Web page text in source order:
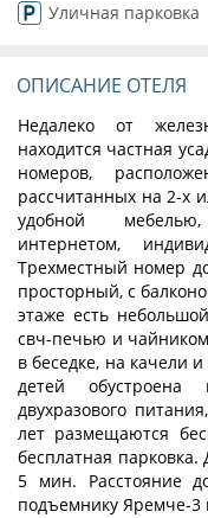
Уличная парковка
ОПИСАНИЕ ОТЕЛЯ
Недалеко от
находится частная
номеров,
рассчитанных на 2-х
удобной
интернетом,
Трехместный номер
просторный, с
этаже есть
свч-печью и
в беседке, на качели
детей обустроена
двухразового
лет размещаются
бесплатная
5 мин. Расстояние
подъемнику Яремче-3